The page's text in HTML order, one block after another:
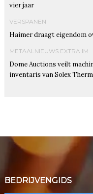
vier jaar
VERSPANEN
Haimer draagt eigendom
METAALNIEUWS EXTRA IM
Dome Auctions veilt
inventaris van Solex
BEDRIJVENGIDS